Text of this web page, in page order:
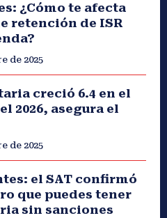
¿Cómo te afecta
retención de ISR
de 2025
creció 6.4 en el
2026, asegura el
de 2025
el SAT confirmó
que puedes tener
sin sanciones